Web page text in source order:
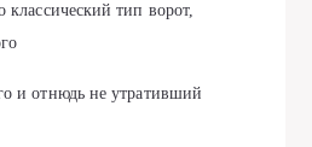
классический тип ворот,
и отнюдь не утративший